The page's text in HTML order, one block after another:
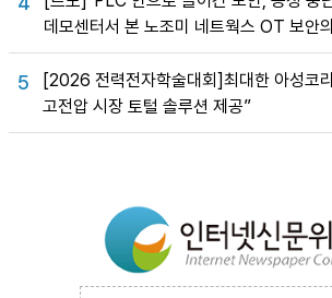
데모센터서 본 노조미 네트웍스 OT 보안
5
[2026 전력전자학술대회]최대한 아성코
고전압 시장 토털 솔루션 제공”